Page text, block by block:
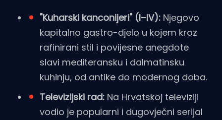
"Kuharski kanconijeri" (I–IV): Njegovo
kapitalno gastro-djelo u kojem kroz
rafinirani stil i povijesne anegdote
slavi mediteransku i dalmatinsku
kuhinju, od antike do modernog doba.
Televizijski rad: Na Hrvatskoj televiziji
vodio je popularni i dugovječni serijal